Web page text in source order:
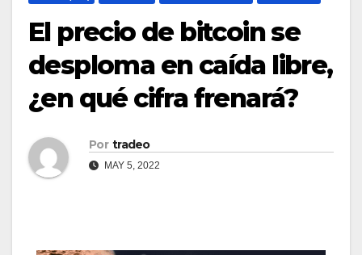
El precio de bitcoin se
desploma en caída libre,
¿en qué cifra frenará?
Por tradeo
MAY 5, 2022